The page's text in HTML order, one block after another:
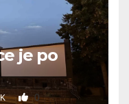
je po
0